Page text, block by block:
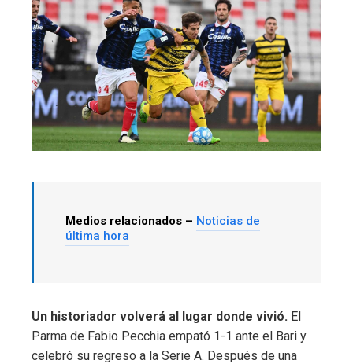
Medios relacionados – Noticias de
última hora
Un historiador volverá al lugar donde vivió. El
Parma de Fabio Pecchia empató 1-1 ante el Bari y
celebró su regreso a la Serie A. Después de una